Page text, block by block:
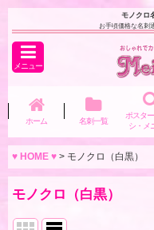
モノクロ
お手頃価格な名刺
メニュー
ホーム 名刺一覧
ポスタ
シ・メ
♥ HOME ♥ > モノクロ（白黒）
モノクロ（白黒）